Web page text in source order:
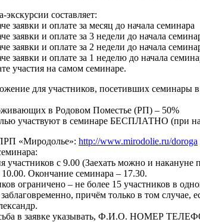
составляет:
заявки и оплате за месяц до начала семинара
заявки и оплате за 3 недели до начала
заявки и оплате за 2 недели до начала
заявки и оплате за 1 неделю до начала
участия на самом семинаре.
для участников, посетивших семинары в
в Родовом Поместье (РП) – 50%
участвуют в семинаре БЕСПЛАТНО (при
«Миродолье»: http://www.mirodolie.ru/doroga
участников с 9.00 (Заехать можно и
Окончание семинара – 17.30.
ограничено – не более 15 участников в
причём только в том случае,
в заявке указывать, Ф.И.О. НОМЕР